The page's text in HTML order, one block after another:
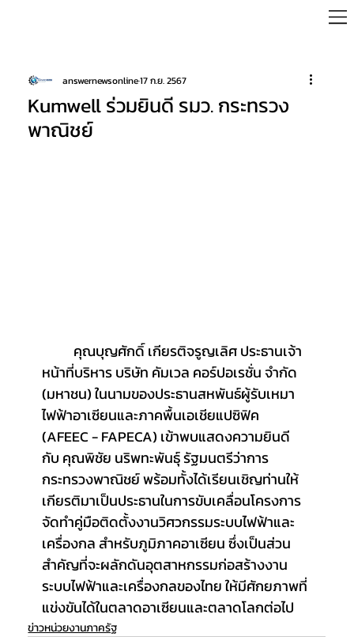
Kumwell ร่วมยินดี รมว. กระทรวง
พาณิชย์
answernewsonline17 ก.ย. 2567
หน้าที่บริหาร บริษัท คัมเวล คอร์ปอเรชั่น จำกัด
(มหาชน) ในนามของประธานสหพันธ์ผู้รับเหมา
ไฟฟ้าอาเซียนและภาคพื้นเอเชียแปซิฟิค
(AFEEC - FAPECA) เข้าพบแสดงความยินดี
กับ คุณพิชัย นริพทะพันธุ์ รัฐมนตรีว่าการ
กระทรวงพาณิชย์ พร้อมทั้งได้เรียนเชิญท่านให้
เกียรติมาเป็นประธานในการขับเคลื่อนโครงการ
จัดทำคู่มือติดตั้งงานวิศวกรรมระบบไฟฟ้าและ
เครื่องกล สำหรับภูมิภาคอาเซียน ซึ่งเป็นส่วน
สำคัญที่จะผลักดันอุตสาหกรรมก่อสร้างงาน
ระบบไฟฟ้าและเครื่องกลของไทย ให้มีศักยภาพที่
แข่งขันได้ในตลาดอาเซียนและตลาดโลกต่อไป
ข่าวหน่วยงานภาครัฐ